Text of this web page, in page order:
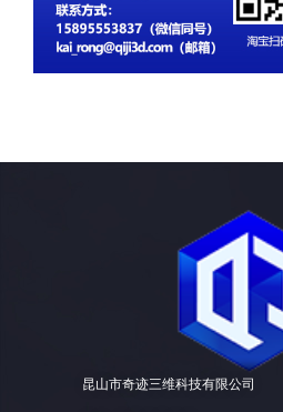
昆山市奇迹三维科技有限公司